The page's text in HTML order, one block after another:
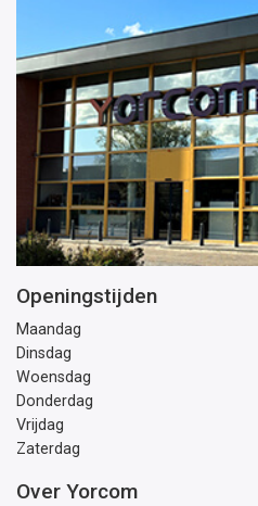
Openingstijden
Maandag
Dinsdag
Woensdag
Donderdag
Vrijdag
Zaterdag
Over Yorcom